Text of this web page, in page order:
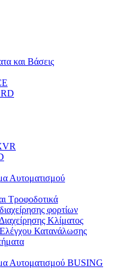
και Βάσεις
Αυτοματισμού
Τροφοδοτικά
φορτίων
Κλίματος
Κατανάλωσης
Αυτοματισμού BUSING